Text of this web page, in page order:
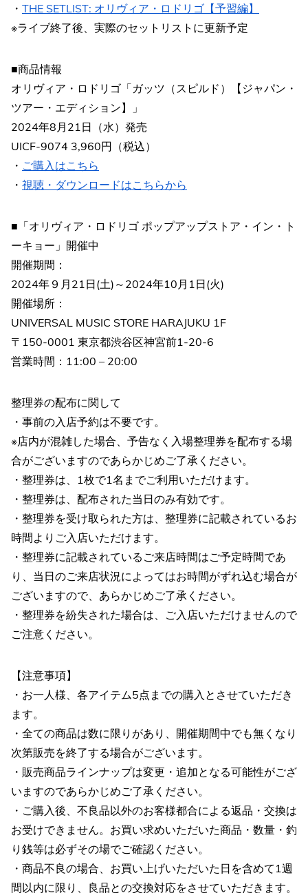
・ THE SETLIST: オリヴィア・ロドリゴ【予習編】
※ライブ終了後、実際のセットリストに更新予定
■商品情報
オリヴィア・ロドリゴ「ガッツ（スピルド）【ジャパン・
ツアー・エディション】」
2024年8月21日（水）発売
UICF-9074 3,960円（税込）
・ ご購入はこちら
・ 視聴・ダウンロードはこちらから
■「オリヴィア・ロドリゴ ポップアップストア・イン・ト
ーキョー」開催中
開催期間：
2024年９月21日(土)～2024年10月1日(火)
開催場所：
UNIVERSAL MUSIC STORE HARAJUKU 1F
〒150-0001 東京都渋谷区神宮前1-20-6
営業時間：11:00 – 20:00
整理券の配布に関して
・事前の入店予約は不要です。
※店内が混雑した場合、予告なく入場整理券を配布する場
合がございますのであらかじめご了承ください。
・整理券は、1枚で1名までご利用いただけます。
・整理券は、配布された当日のみ有効です。
・整理券を受け取られた方は、整理券に記載されているお
時間よりご入店いただけます。
・整理券に記載されているご来店時間はご予定時間であ
り、当日のご来店状況によってはお時間がずれ込む場合が
ございますので、あらかじめご了承ください。
・整理券を紛失された場合は、ご入店いただけませんので
ご注意ください。
【注意事項】
・お一人様、各アイテム5点までの購入とさせていただき
ます。
・全ての商品は数に限りがあり、開催期間中でも無くなり
次第販売を終了する場合がございます。
・販売商品ラインナップは変更・追加となる可能性がござ
いますのであらかじめご了承ください。
・ご購入後、不良品以外のお客様都合による返品・交換は
お受けできません。お買い求めいただいた商品・数量・釣
り銭等は必ずその場でご確認ください。
・商品不良の場合、お買い上げいただいた日を含めて1週
間以内に限り、良品との交換対応をさせていただきます。